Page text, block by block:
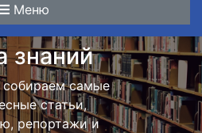
Меню
знаний
самые
статьи,
репортажи и